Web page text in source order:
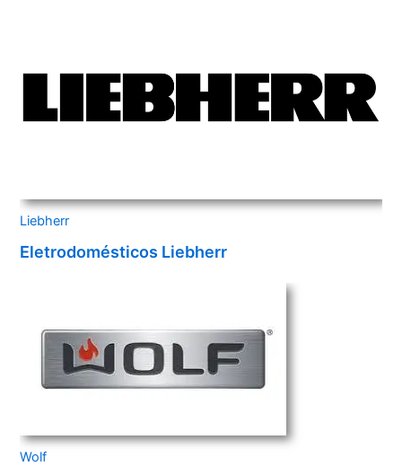
Liebherr
Eletrodomésticos Liebherr
Wolf